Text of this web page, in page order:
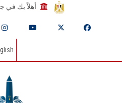
أهلاً بك